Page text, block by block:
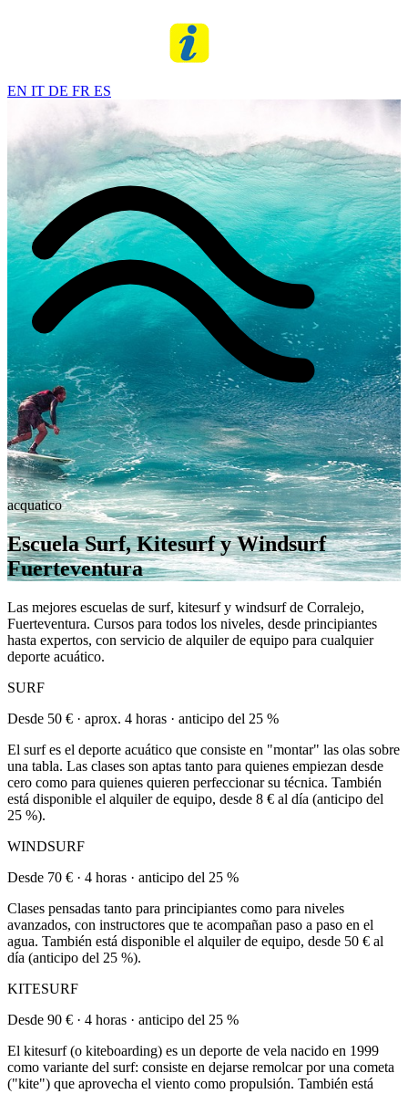
EN IT DE FR ES
acquatico
Escuela Surf, Kitesurf y Windsurf
Fuerteventura
Las mejores escuelas de surf, kitesurf y windsurf de Corralejo,
Fuerteventura. Cursos para todos los niveles, desde principiantes
hasta expertos, con servicio de alquiler de equipo para cualquier
deporte acuático.
SURF
Desde 50 € · aprox. 4 horas · anticipo del 25 %
El surf es el deporte acuático que consiste en "montar" las olas sobre
una tabla. Las clases son aptas tanto para quienes empiezan desde
cero como para quienes quieren perfeccionar su técnica. También
está disponible el alquiler de equipo, desde 8 € al día (anticipo del
25 %).
WINDSURF
Desde 70 € · 4 horas · anticipo del 25 %
Clases pensadas tanto para principiantes como para niveles
avanzados, con instructores que te acompañan paso a paso en el
agua. También está disponible el alquiler de equipo, desde 50 € al
día (anticipo del 25 %).
KITESURF
Desde 90 € · 4 horas · anticipo del 25 %
El kitesurf (o kiteboarding) es un deporte de vela nacido en 1999
como variante del surf: consiste en dejarse remolcar por una cometa
("kite") que aprovecha el viento como propulsión. También está